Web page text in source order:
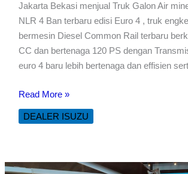
Jakarta Bekasi menjual Truk Galon Air
NLR 4 Ban terbaru edisi Euro 4 , truk
bermesin Diesel Common Rail terbaru
CC dan bertenaga 120 PS dengan
euro 4 baru lebih bertenaga dan effisien
Truk
Galon
Air
Elf
Read More »
DEALER ISUZU